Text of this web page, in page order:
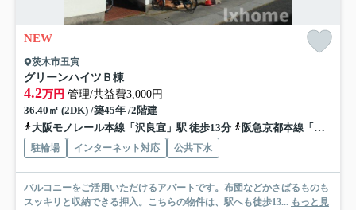
NEW
茨木市丑寅
グリーンハイツＢ棟
4.2万円 管理/共益費3,000円
36.40㎡ (2DK) /築45年 /2階建
大阪モノレール本線「沢良宜」駅 徒歩13分
阪急京都本線「南茨木」駅 徒歩16分
駐輪場 インターネット対応 公共下水
バルコニーをご活用いただけるアパートです。布団などかさばるものも
スッキリと収納できる押入。こちらの物件は、駅へも徒歩13... もっと見